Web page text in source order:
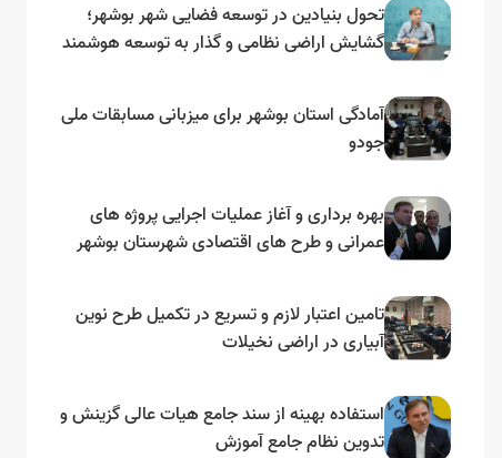
تحول بنیادین در توسعه فضایی شهر بوشهر؛
گشایش اراضی نظامی و گذار به توسعه هوشمند
آمادگی استان بوشهر برای میزبانی مسابقات ملی
جودو
بهره برداری و آغاز عملیات اجرایی پروژه های
عمرانی و طرح های اقتصادی شهرستان بوشهر
تامین اعتبار لازم و تسریع در تکمیل طرح نوین
آبیاری در اراضی نخیلات
استفاده بهینه از سند جامع هیات عالی گزینش و‌
تدوین نظام جامع آموزش